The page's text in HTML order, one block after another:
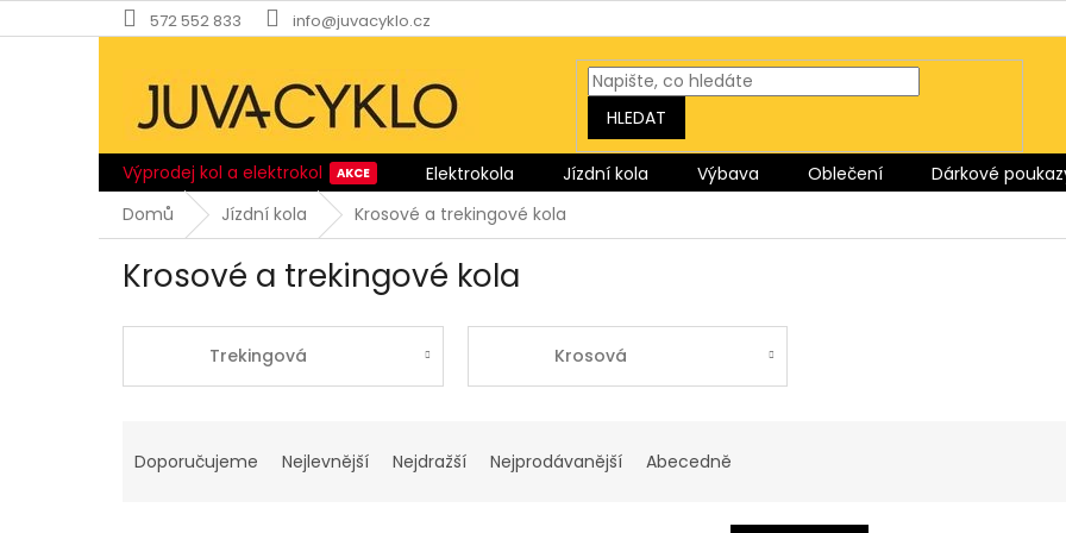
na
572 552 833 info@juvacyklo.cz
HLEDAT
Výprodej kol a elektrokol Elektrokola Jízdní kola Výbava Oblečení Dárkové
Domů
Jízdní kola Krosové a trekingové kola
Krosové a trekingové kola
Trekingová Krosová
aDoporučujeme Nejlevnější Nejdražší Nejprodávanější Abecedně